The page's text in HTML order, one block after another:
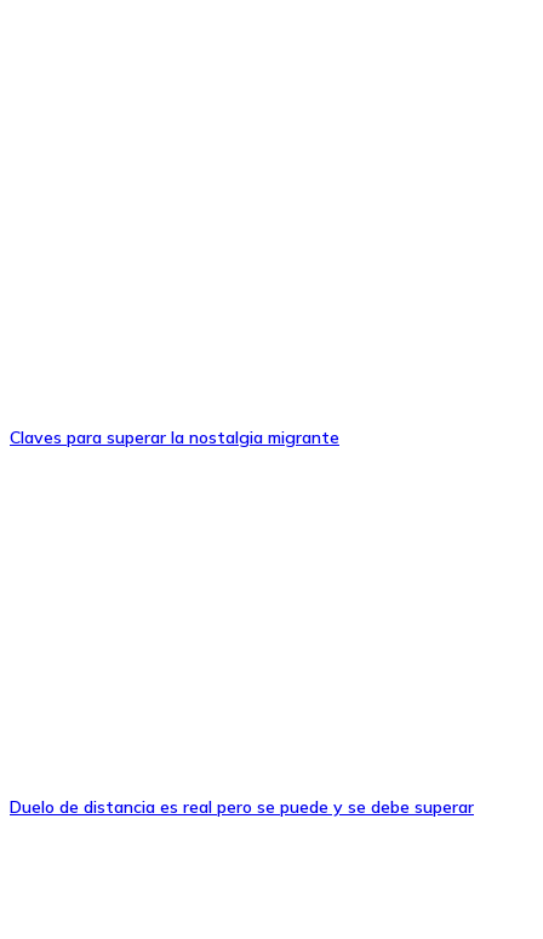
Claves para superar la nostalgia migrante
Duelo de distancia es real pero se puede y se debe superar